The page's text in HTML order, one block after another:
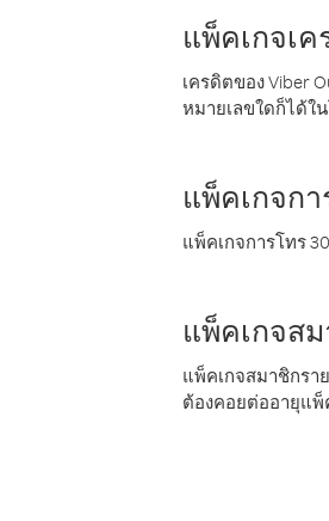
แพ็คเกจเค
เครดิตของ Viber
หมายเลขใดก็ได้ใ
แพ็คเกจกา
แพ็คเกจการโทร
แพ็คเกจส
แพ็คเกจสมาชิกรา
ต้องคอยต่ออายุแ